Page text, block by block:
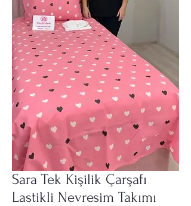
Sara Tek Kişilik Çarşafı
Lastikli Nevresim Takımı